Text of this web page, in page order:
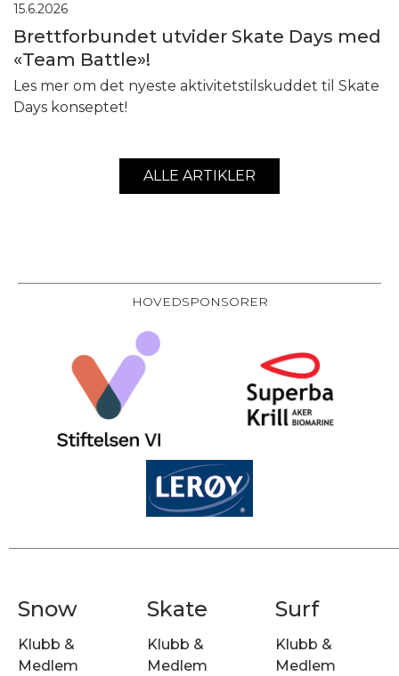
15.6.2026
Brettforbundet utvider Skate Days med
«Team Battle»!
Les mer om det nyeste aktivitetstilskuddet til Skate
Days konseptet!
ALLE ARTIKLER
HOVEDSPONSORER
Snow
Klubb &
Medlem
Skate
Klubb &
Medlem
Surf
Klubb &
Medlem